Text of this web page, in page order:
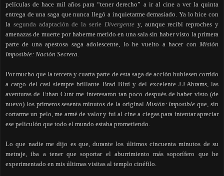
películas de hace mil años para “tener derecho” a ir al cine a ver la quinta
entrega de una saga que nunca llegó a inquietarme demasiado. Ya lo hice con
la segunda adaptación de la serie Divergentey, aunque recibí reproches y
amenazas de muerte por haberme metido en una sala sin haber visto la primera
parte de una apestosa saga adolescente, lo he vuelto a hacer con Misión
Imposible: Nación Secreta.
Por mucho que la tercera y cuarta parte de esta saga de acción hubiesen corrido
a cargo del casi siempre brillante Brad Bird y del excelente J.J.Abrams, las
aventuras de Ethan Cunt me interesaron tan poco después de haber visto (de
nuevo) los primeros sesenta minutos de la original Misión: Imposibleque, sin
cortarme un pelo, me armé de valor y fui al cine a ciegas para intentar apreciar
ese peliculón que todo el mundo estaba prometiendo.
Lo que nadie me dijo es que, durante los últimos cincuenta minutos de su
metraje, iba a tener que soportar el aburrimiento más soporífero que he
experimentado en mis últimas visitas al templo cinéfilo.